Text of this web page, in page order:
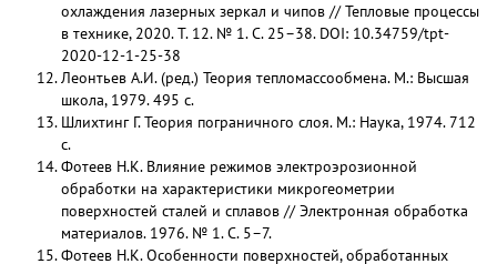
охлаждения лазерных зеркал и чипов // Тепловые процессы
в технике, 2020. Т. 12. № 1. С. 25–38. DOI: 10.34759/tpt-
2020-12-1-25-38
Леонтьев А.И. (ред.) Теория тепломассообмена. М.: Высшая
школа, 1979. 495 с.
Шлихтинг Г. Теория пограничного слоя. М.: Наука, 1974. 712
с.
Фотеев Н.К. Влияние режимов электроэрозионной
обработки на характеристики микрогеометрии
поверхностей сталей и сплавов // Электронная обработка
материалов. 1976. № 1. С. 5–7.
Фотеев Н.К. Особенности поверхностей, обработанных